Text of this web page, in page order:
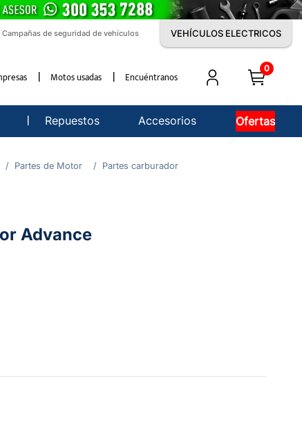
Campañas de seguridad de vehículos VEHÍCULOS ELECTRICOS
Motos usadas Encuéntranos
0
Repuestos Accesorios Ofertas
Partes de Motor Partes carburador
Advance